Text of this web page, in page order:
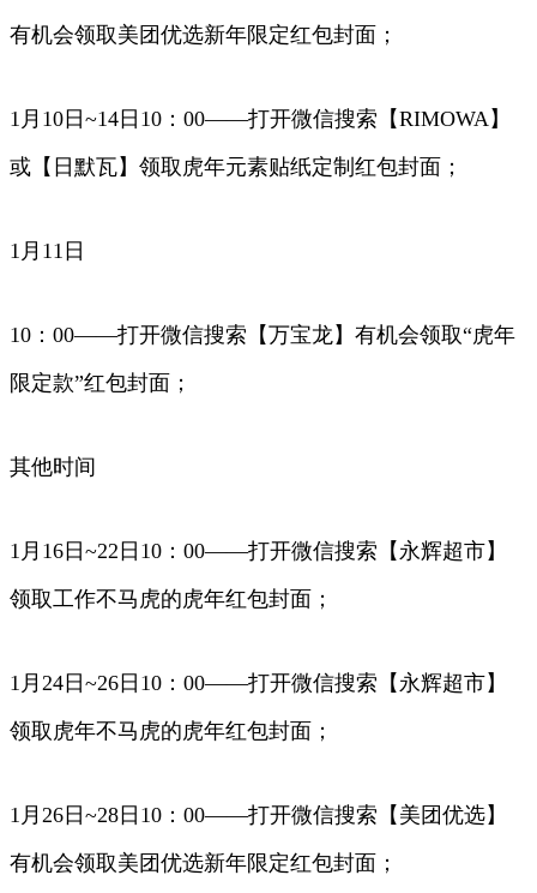
有机会领取美团优选新年限定红包封面；
1月10日~14日10：00——打开微信搜索【RIMOWA】
或【日默瓦】领取虎年元素贴纸定制红包封面；
1月11日
10：00——打开微信搜索【万宝龙】有机会领取“虎年
限定款”红包封面；
其他时间
1月16日~22日10：00——打开微信搜索【永辉超市】
领取工作不马虎的虎年红包封面；
1月24日~26日10：00——打开微信搜索【永辉超市】
领取虎年不马虎的虎年红包封面；
1月26日~28日10：00——打开微信搜索【美团优选】
有机会领取美团优选新年限定红包封面；